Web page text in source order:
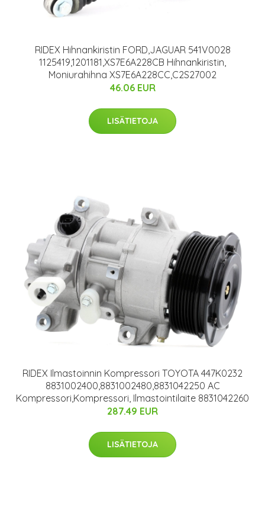
RIDEX Hihnankiristin FORD,JAGUAR 541V0028
1125419,1201181,XS7E6A228CB Hihnankiristin,
Moniurahihna XS7E6A228CC,C2S27002
46.06 EUR
LISÄTIETOJA
RIDEX Ilmastoinnin Kompressori TOYOTA 447K0232
8831002400,8831002480,8831042250 AC
Kompressori,Kompressori, Ilmastointilaite 8831042260
287.49 EUR
LISÄTIETOJA